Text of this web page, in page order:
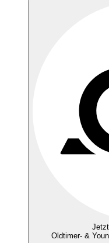
Oldtimer- &